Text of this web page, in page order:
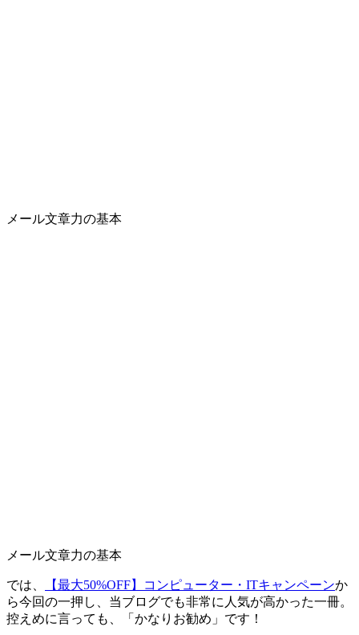
メール文章力の基本
メール文章力の基本
では、 【最大50%OFF】コンピューター・ITキャンペーンか
ら今回の一押し、当ブログでも非常に人気が高かった一冊。
控えめに言っても、「かなりお勧め」です！